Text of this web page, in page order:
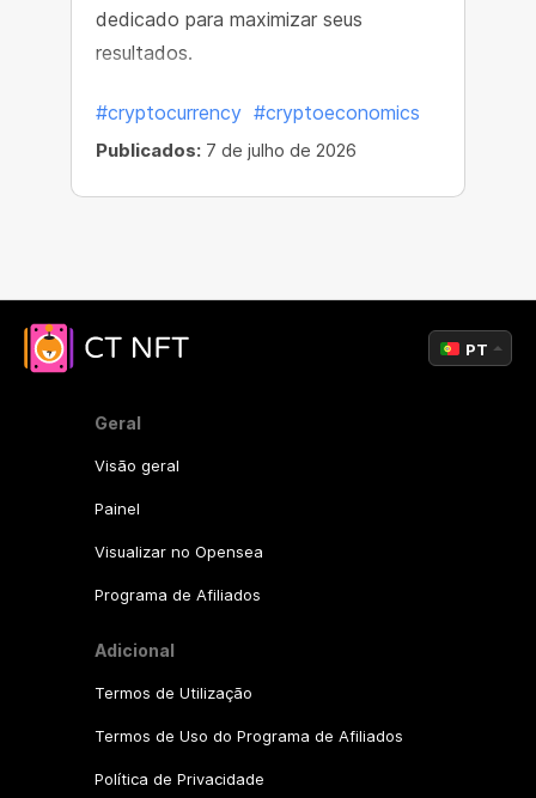
dedicado para maximizar seus
resultados.
#cryptocurrency #cryptoeconomics
Publicados: 7 de julho de 2026
Geral
Visão geral
Painel
Visualizar no Opensea
Programa de Afiliados
Adicional
Termos de Utilização
Termos de Uso do Programa de Afiliados
Política de Privacidade
PT